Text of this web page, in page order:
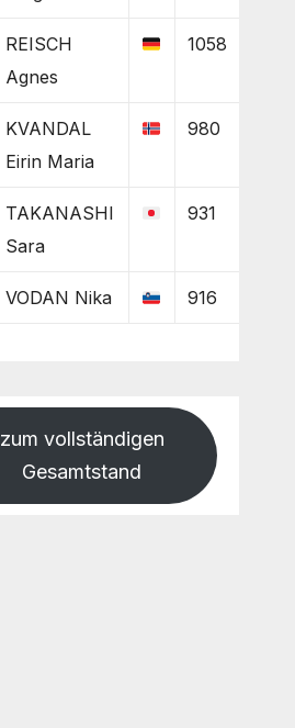
REISCH
Agnes
1058
KVANDAL
Eirin Maria
980
TAKANASHI
Sara
931
VODAN Nika 916
zum vollständigen
Gesamtstand